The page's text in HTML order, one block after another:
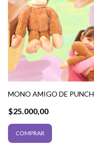
MONO AMIGO DE PUNCH
$25.000,00